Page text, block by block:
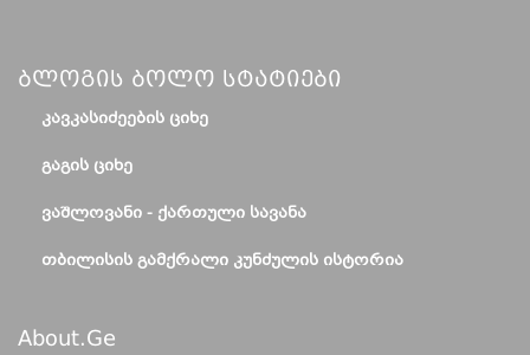
Ბლოგის Ბოლო Სტატიები
ᲙᲐᲕᲙᲐᲡᲘᲫᲔᲔᲑᲘᲡ ᲪᲘᲮᲔ
ᲒᲐᲒᲘᲡ ᲪᲘᲮᲔ
ᲕᲐᲨᲚᲝᲕᲐᲜᲘ - ᲥᲐᲠᲗᲣᲚᲘ ᲡᲐᲕᲐᲜᲐ
ᲗᲑᲘᲚᲘᲡᲘᲡ ᲒᲐᲛᲥᲠᲐᲚᲘ ᲙᲣᲜᲫᲣᲚᲘᲡ ᲘᲡᲢᲝᲠᲘᲐ
About.ge